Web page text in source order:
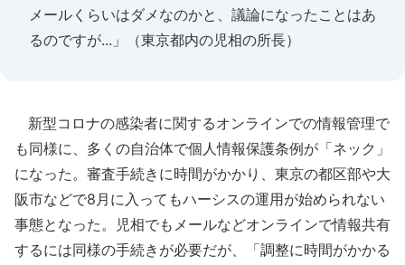
メールくらいはダメなのかと、議論になったことはあ
るのですが...」（東京都内の児相の所長）
新型コロナの感染者に関するオンラインでの情報管理で
も同様に、多くの自治体で個人情報保護条例が「ネック」
になった。審査手続きに時間がかかり、東京の都区部や大
阪市などで8月に入ってもハーシスの運用が始められない
事態となった。児相でもメールなどオンラインで情報共有
するには同様の手続きが必要だが、「調整に時間がかかる